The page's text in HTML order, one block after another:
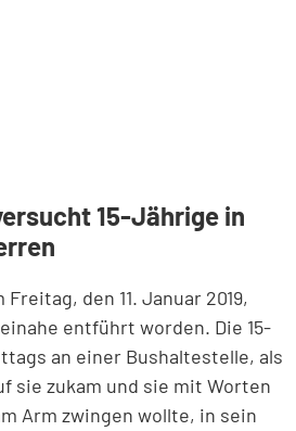
15-Jährige in
den 11. Januar 2019,
entführt worden. Die 15-
an einer Bushaltestelle, als
sie zukam und sie mit Worten
Arm zwingen wollte, in sein